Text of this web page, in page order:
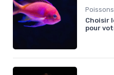
Choisir
pour